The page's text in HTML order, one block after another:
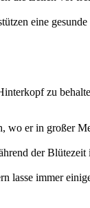
eine
zu
wo er in großer
der
lasse immer